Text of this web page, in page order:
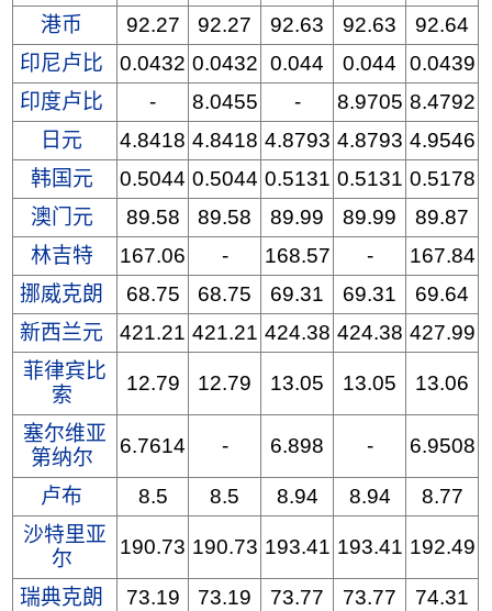
港币
92.27 92.27 92.63 92.63
92.64
印尼卢比
0.0432 0.0432 0.044 0.044
0.0439
印度卢比
- 8.0455 - 8.9705 8.4792
日元
4.8418 4.8418 4.8793 4.8793 4.9546
韩国元
0.5044 0.5044 0.5131 0.5131 0.5178
澳门元
89.58 89.58 89.99 89.99
89.87
林吉特
167.06 - 168.57 -
167.84
挪威克朗
68.75 68.75 69.31 69.31
69.64
新西兰元
421.21 421.21 424.38 424.38 427.99
菲律宾比
索
12.79 12.79 13.05 13.05 13.06
塞尔维亚
第纳尔
6.7614 - 6.898 - 6.9508
卢布 8.5 8.5 8.94 8.94
8.77
沙特里亚
尔
190.73 190.73 193.41 193.41 192.49
瑞典克朗 73.19 73.19 73.77 73.77
74.31